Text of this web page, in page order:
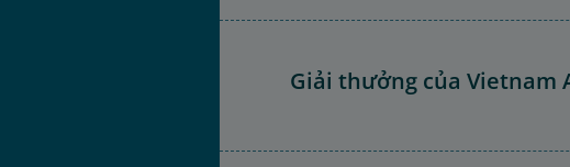
Giải thưởng của Vietnam